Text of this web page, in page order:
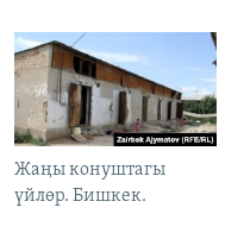
Жаңы конуштагы
үйлөр. Бишкек.